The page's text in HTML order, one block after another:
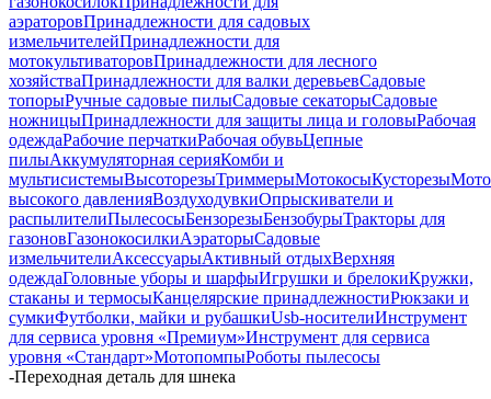
аэраторовПринадлежности для садовых
измельчителейПринадлежности для
мотокультиваторовПринадлежности для лесного
хозяйстваПринадлежности для валки деревьевСадовые
топорыРучные садовые пилыСадовые секаторыСадовые
ножницыПринадлежности для защиты лица и головыРабочая
одеждаРабочие перчаткиРабочая обувьЦепные
пилыАккумуляторная серияКомби и
мультисистемыВысоторезыТриммерыМотокосыКусторезы
высокого давленияВоздуходувкиОпрыскиватели и
распылителиПылесосыБензорезыБензобурыТракторы для
газоновГазонокосилкиАэраторыСадовые
измельчителиАксессуарыАктивный отдыхВерхняя
одеждаГоловные уборы и шарфыИгрушки и брелокиКружки,
стаканы и термосыКанцелярские принадлежностиРюкзаки и
сумкиФутболки, майки и рубашкиUsb-носителиИнструмент
для сервиса уровня «Премиум»Инструмент для сервиса
уровня «Стандарт»МотопомпыРоботы пылесосы
-Переходная деталь для шнека